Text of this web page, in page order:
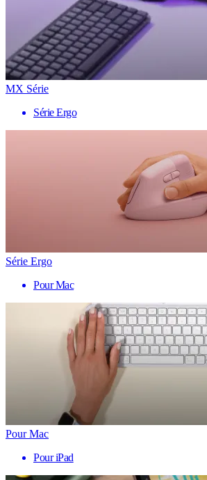
MX Série
Série Ergo
Série Ergo
Pour Mac
Pour Mac
Pour iPad